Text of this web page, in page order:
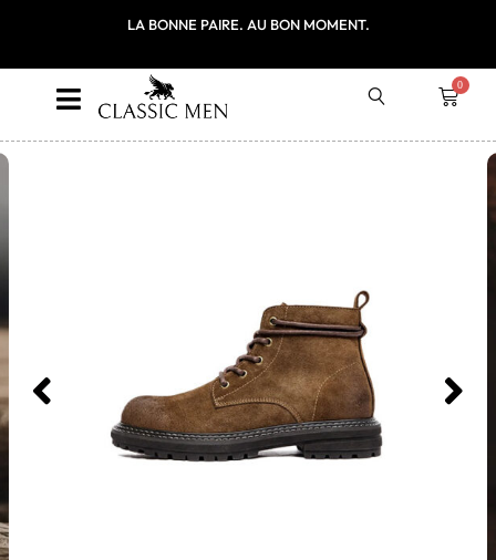
LA BONNE PAIRE. AU BON MOMENT.
0